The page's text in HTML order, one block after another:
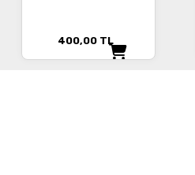
400,00 TL